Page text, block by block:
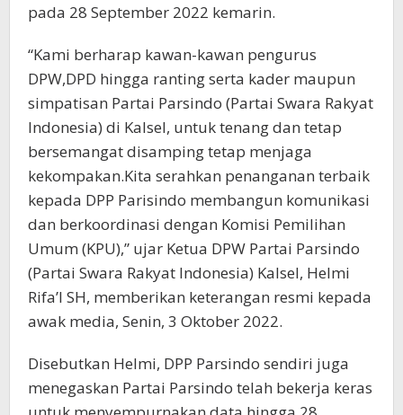
pada 28 September 2022 kemarin.
“Kami berharap kawan-kawan pengurus
DPW,DPD hingga ranting serta kader maupun
simpatisan Partai Parsindo (Partai Swara Rakyat
Indonesia) di Kalsel, untuk tenang dan tetap
bersemangat disamping tetap menjaga
kekompakan.Kita serahkan penanganan terbaik
kepada DPP Parisindo membangun komunikasi
dan berkoordinasi dengan Komisi Pemilihan
Umum (KPU),” ujar Ketua DPW Partai Parsindo
(Partai Swara Rakyat Indonesia) Kalsel, Helmi
Rifa’I SH, memberikan keterangan resmi kepada
awak media, Senin, 3 Oktober 2022.
Disebutkan Helmi, DPP Parsindo sendiri juga
menegaskan Partai Parsindo telah bekerja keras